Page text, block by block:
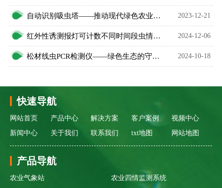
自动识别吸虫塔——推动现代绿色农业发展 2023-12-21
红外性诱测报灯可计数不同时间段虫情发生数量 2024-12-06
松材线虫PCR检测仪——绿色生态的守护者 2024-10-18
快速导航
网站首页 产品中心 解决方案 客户案例
视频中心
新闻中心
关于我们 联系我们 txt地图 网站地图
产品导航
农业气象站
农业四情监测系统